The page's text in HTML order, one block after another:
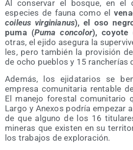
Al con­ser­var el bos­que, en el
espe­cies de fau­na como el
coi­leus vir­gi­nia­nus), el oso
puma (Puma con­co­lor), coyo­te
otras, el eji­do ase­gu­ra la
les, pero tam­bién la pro­vi­sión
de ocho pue­blos y 15 ran­che­rías
Ade­más, los eji­da­ta­rios se
empre­sa comu­ni­ta­ria ren­ta­ble
El mane­jo fores­tal comu­ni­ta­rio
Lar­go y Ane­xos podría empe­zar
de que alguno de los 16
mine­ras que exis­ten en su
los tra­ba­jos de exploración.